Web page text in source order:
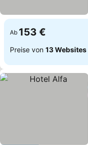
Ab 153 €
Preise von 13 Websites